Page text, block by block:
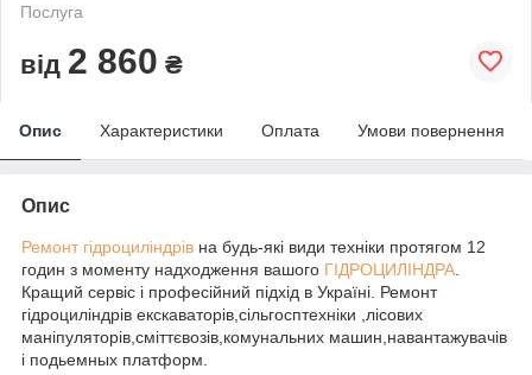
Послуга
від 2 860 ₴
Опис Характеристики Оплата Умови повернення
Опис
Ремонт гідроциліндрів на будь-які види техніки протягом 12
годин з моменту надходження вашого ГІДРОЦИЛІНДРА
Кращий сервіс і професійний підхід в Україні. Ремонт
гідроциліндрів екскаваторів,сільгосптехніки ,лісових
маніпуляторів,сміттєвозів,комунальних машин,навантажувачів
і подьемных платформ.